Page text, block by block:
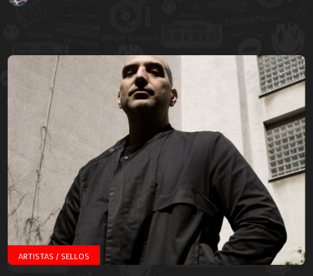
ARTISTAS / SELLOS